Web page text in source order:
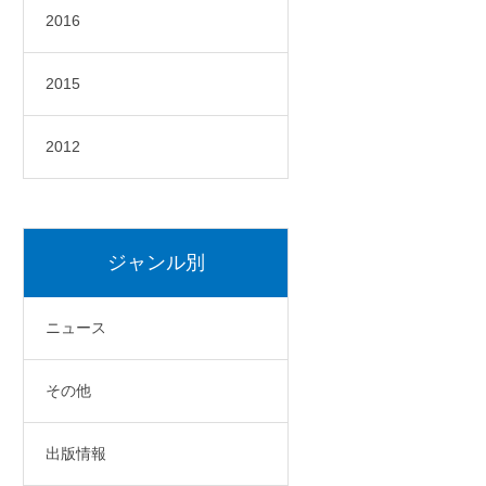
2016
2015
2012
ジャンル別
ニュース
その他
出版情報